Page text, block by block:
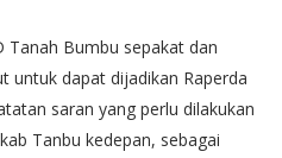
Tanah Bumbu sepakat dan
untuk dapat dijadikan Raperda
saran yang perlu dilakukan
Tanbu kedepan, sebagai